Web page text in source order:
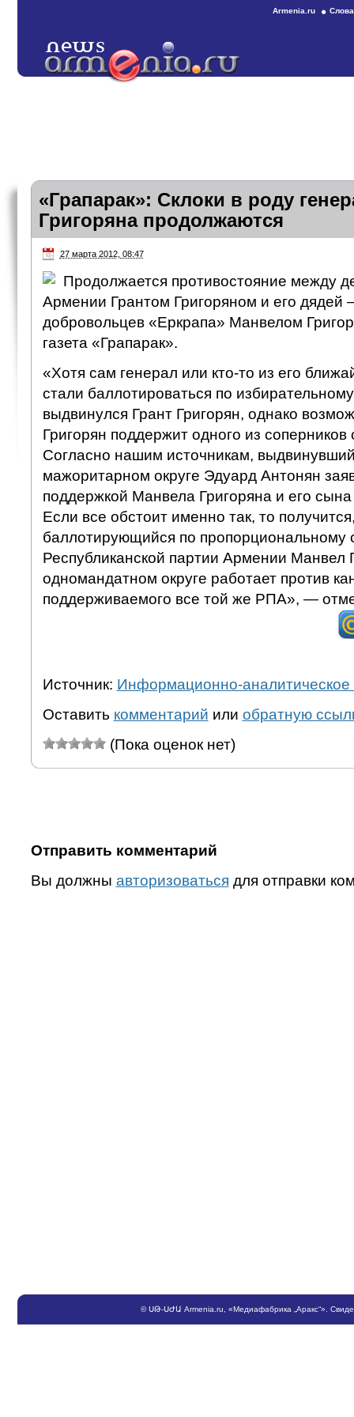
Armenia.ru
«Грапарак»: Склоки в роду
Григоряна продолжаются
27 марта 2012, 08:47
Продолжается противостояние между
Армении Грантом Григоряном и его дядей
добровольцев «Еркрапа» Манвелом
газета «Грапарак».
«Хотя сам генерал или кто-то из его
стали баллотироваться по избирательному
выдвинулся Грант Григорян, однако
Григорян поддержит одного из соперников
Согласно нашим источникам,
мажоритарном округе Эдуард Антонян
поддержкой Манвела Григоряна и его
Если все обстоит именно так, то
баллотирующийся по пропорциональному
Республиканской партии Армении Манвел
одномандатном округе работает против
поддерживаемого все той же РПА», —
Источник: Информационно-аналитическое
Оставить комментарий или обратную
(Пока оценок нет)
Отправить комментарий
Вы должны авторизоваться для отправки
©ՍԹ-ՍԺԱ Armenia.ru , «Медиафабрика „Аракс“».